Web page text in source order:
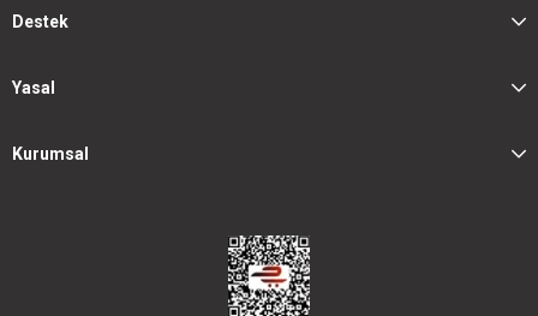
Destek
Yasal
Kurumsal